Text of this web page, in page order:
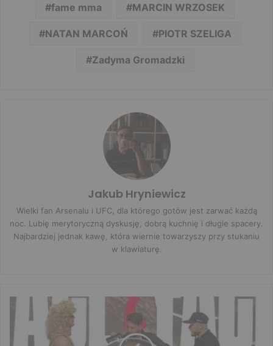
fame mma MARCIN WRZOSEK
NATAN MARCOŃ PIOTR SZELIGA
Zadyma Gromadzki
Jakub Hryniewicz
Wielki fan Arsenalu i UFC, dla którego gotów jest zarwać każdą
noc. Lubię merytoryczną dyskusję, dobrą kuchnię i długie spacery.
Najbardziej jednak kawę, która wiernie towarzyszy przy stukaniu
w klawiaturę.